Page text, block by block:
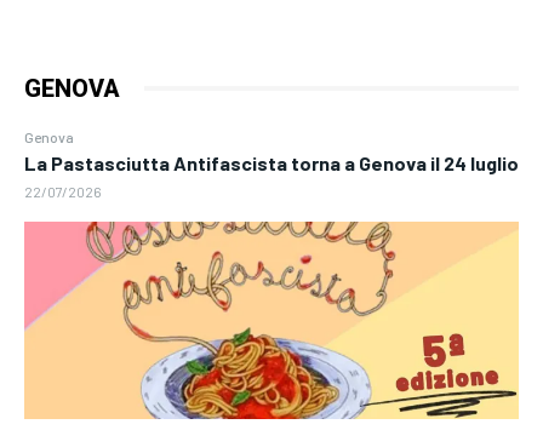
GENOVA
Genova
La Pastasciutta Antifascista torna a Genova il 24 luglio
22/07/2026